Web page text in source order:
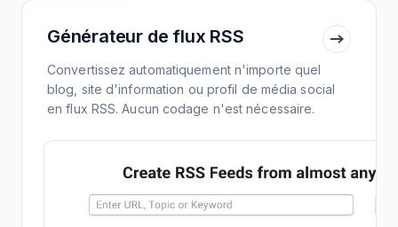
Générateur de flux RSS
Convertissez automatiquement n'importe quel
blog, site d'information ou profil de média social
en flux RSS. Aucun codage n'est nécessaire.